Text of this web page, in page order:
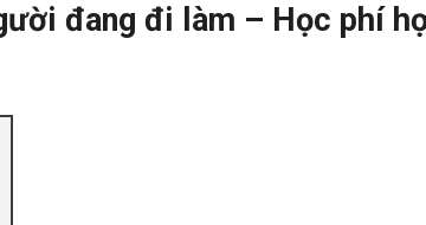
đang đi làm – Học phí